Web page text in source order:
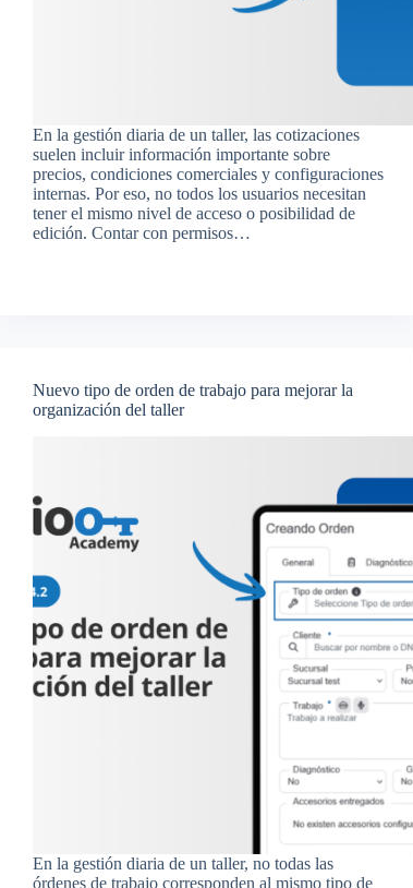
En la gestión diaria de un taller, las cotizaciones
suelen incluir información importante sobre
precios, condiciones comerciales y configuraciones
internas. Por eso, no todos los usuarios necesitan
tener el mismo nivel de acceso o posibilidad de
edición. Contar con permisos…
Nuevo tipo de orden de trabajo para mejorar la
organización del taller
En la gestión diaria de un taller, no todas las
órdenes de trabajo corresponden al mismo tipo de